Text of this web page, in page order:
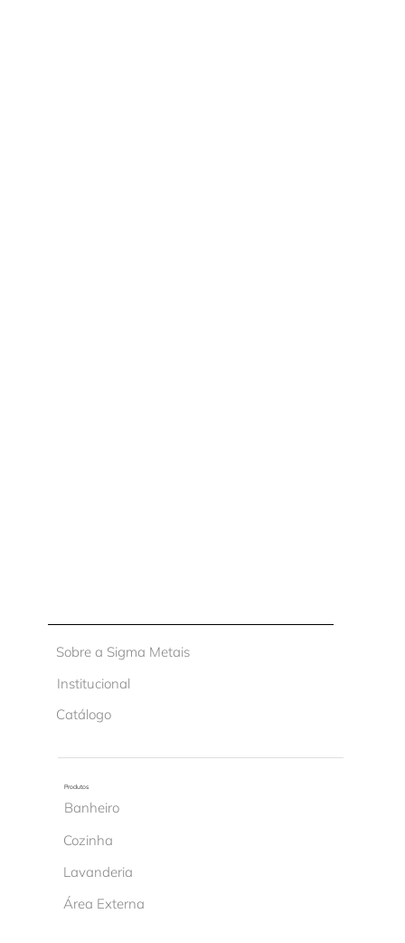
Sobre a Sigma Metais
Institucional
Catálogo
Produtos
Banheiro
Cozinha
Lavanderia
Área Externa